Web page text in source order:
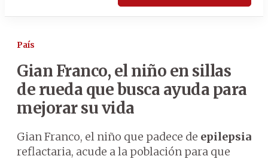
País
Gian Franco, el niño en sillas
de rueda que busca ayuda para
mejorar su vida
Gian Franco, el niño que padece de epilepsia
reflactaria, acude a la población para que